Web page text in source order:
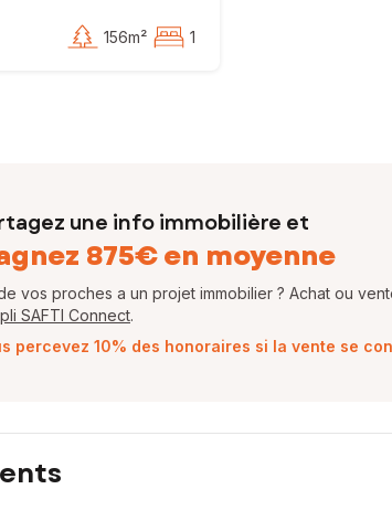
156m² 1
une info immobilière et
875€ en moyenne
vos proches a un projet immobilier ? Achat ou
SAFTI Connect.
percevez 10% des honoraires si la vente se